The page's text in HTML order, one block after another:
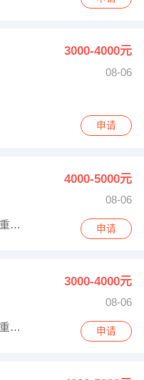
3000-4000元
08-06
申请
4000-5000元
08-06
浙江恒大网络工程有限公司重庆分公司 申请
3000-4000元
08-06
浙江恒大网络工程有限公司重庆分公司 申请